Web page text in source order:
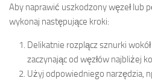
Aby naprawić uszkodzony węzeł lub
wykonaj następujące kroki:
Delikatnie rozplącz sznurki
zaczynając od węzłów najbliżej
Użyj odpowiedniego narzędzia,